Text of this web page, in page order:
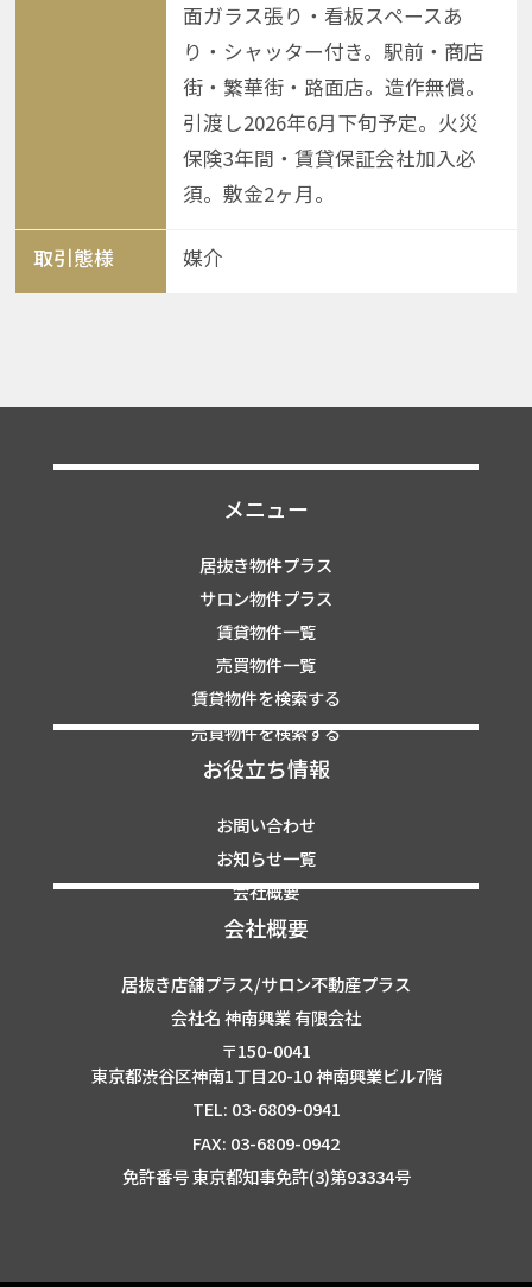
面ガラス張り・看板スペースあ
り・シャッター付き。駅前・商店
街・繁華街・路面店。造作無償。
引渡し2026年6月下旬予定。火災
保険3年間・賃貸保証会社加入必
須。敷金2ヶ月。
取引態様 媒介
メニュー
居抜き物件プラス
サロン物件プラス
賃貸物件一覧
売買物件一覧
賃貸物件を検索する
売買物件を検索する
お役立ち情報
お問い合わせ
お知らせ一覧
会社概要
会社概要
居抜き店舗プラス/サロン不動産プラス
会社名 神南興業 有限会社
〒150-0041
東京都渋谷区神南1丁目20-10 神南興業ビル7階
TEL: 03-6809-0941
FAX: 03-6809-0942
免許番号 東京都知事免許(3)第93334号